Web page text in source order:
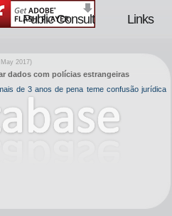
2017)
dados com polícias estrangeiras
de 3 anos de pena teme confusão jurídica
Public Consult Links